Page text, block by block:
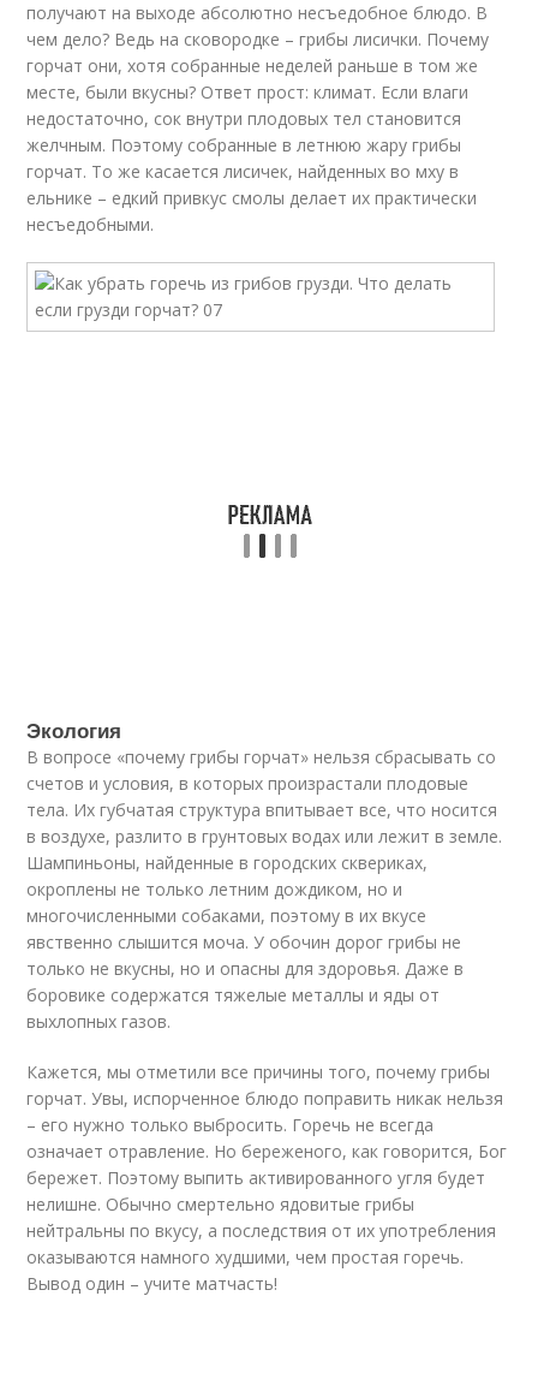
получают на выходе абсолютно несъедобное блюдо. В
чем дело? Ведь на сковородке – грибы лисички. Почему
горчат они, хотя собранные неделей раньше в том же
месте, были вкусны? Ответ прост: климат. Если влаги
недостаточно, сок внутри плодовых тел становится
желчным. Поэтому собранные в летнюю жару грибы
горчат. То же касается лисичек, найденных во мху в
ельнике – едкий привкус смолы делает их практически
несъедобными.
Экология
В вопросе «почему грибы горчат» нельзя сбрасывать со
счетов и условия, в которых произрастали плодовые
тела. Их губчатая структура впитывает все, что носится
в воздухе, разлито в грунтовых водах или лежит в земле.
Шампиньоны, найденные в городских сквериках,
окроплены не только летним дождиком, но и
многочисленными собаками, поэтому в их вкусе
явственно слышится моча. У обочин дорог грибы не
только не вкусны, но и опасны для здоровья. Даже в
боровике содержатся тяжелые металлы и яды от
выхлопных газов.
Кажется, мы отметили все причины того, почему грибы
горчат. Увы, испорченное блюдо поправить никак нельзя
– его нужно только выбросить. Горечь не всегда
означает отравление. Но береженого, как говорится, Бог
бережет. Поэтому выпить активированного угля будет
нелишне. Обычно смертельно ядовитые грибы
нейтральны по вкусу, а последствия от их употребления
оказываются намного худшими, чем простая горечь.
Вывод один – учите матчасть!